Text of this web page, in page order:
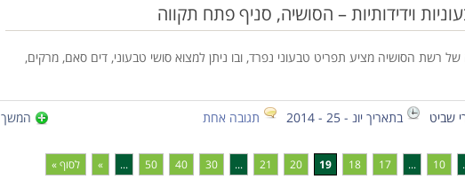
וידידותיות – הסושיה, סניף פתח תקווה
רשת הסושיה מציע תפריט טבעוני נפרד, ובו ניתן למצוא סושי טבעוני, דים סאם, מרקים,
שביט בתאריך יונ - 25 - 2014 תגובה אחת המשך
10
...
17
18
19
20
21
...
30
40
50
...
» לסוף »